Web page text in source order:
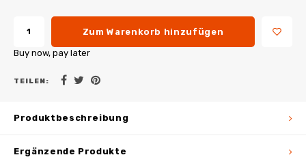
Zum Warenkorb hinzufügen
Buy now, pay later
TEILEN:
Produktbeschreibung
Ergänzende Produkte